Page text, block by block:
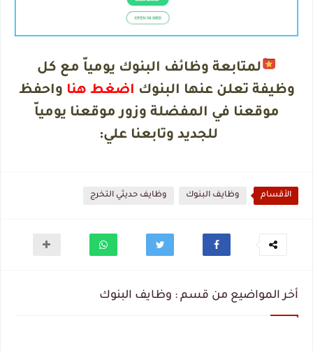
لمتابعة وظائف البنوك يومياّ مع كل
وظيفة تعلن عنها البنوك اضغط هنا واحفظ
موقعنا في المفضلة وزور موقعنا يومياّ
للجديد وتابعنا علي:
الأقسام وظايف البنوك وظايف حديثي التخرج
أخر المواضيع من قسم : وظايف البنوك